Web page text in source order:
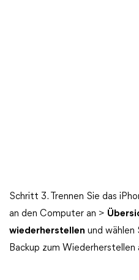
Schritt 3. Trennen Sie das
an den Computer an >
wiederherstellen und wählen
Backup zum Wiederherstellen